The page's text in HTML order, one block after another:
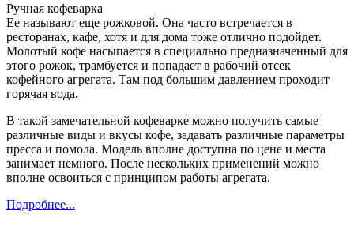
Ручная кофеварка
Ее называют еще рожковой. Она часто встречается в
ресторанах, кафе, хотя и для дома тоже отлично подойдет.
Молотый кофе насыпается в специально предназначенный для
этого рожок, трамбуется и попадает в рабочий отсек
кофейного агрегата. Там под большим давлением проходит
горячая вода.
В такой замечательной кофеварке можно получить самые
различные виды и вкусы кофе, задавать различные параметры
пресса и помола. Модель вполне доступна по цене и места
занимает немного. После нескольких применений можно
вполне освоиться с принципом работы агрегата.
Подробнее...